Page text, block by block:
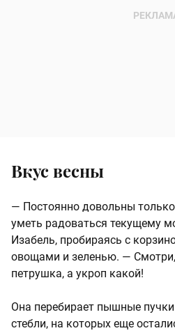
Вкус весны
— Постоянно довольны
уметь радоваться текущему
Изабель, пробираясь с
овощами и зеленью. —
петрушка, а укроп какой!
Она перебирает пышные
стебли, на которых еще